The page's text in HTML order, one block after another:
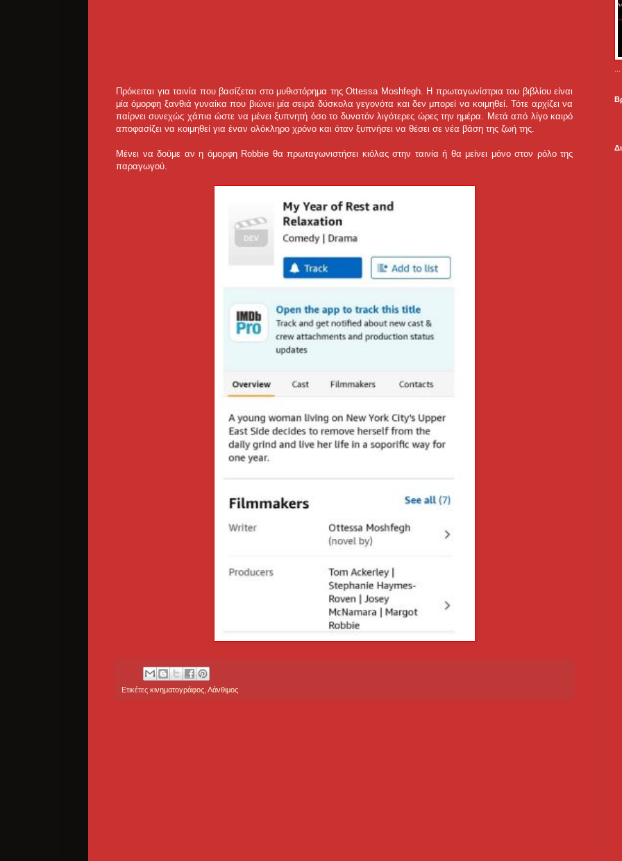
Πρόκειται για ταινία που βασίζεται στο μυθιστόρημα της Ottessa Moshfegh. Η πρωταγωνίστρια του βιβλίου είναι
μία όμορφη ξανθιά γυναίκα που βιώνει μία σειρά δύσκολα γεγονότα και δεν μπορεί να κοιμηθεί. Τότε αρχίζει να
παίρνει συνεχώς χάπια ώστε να μένει ξυπνητή όσο το δυνατόν λιγότερες ώρες την ημέρα. Μετά από λίγο καιρό
αποφασίζει να κοιμηθεί για έναν ολόκληρο χρόνο και όταν ξυπνήσει να θέσει σε νέα βάση της ζωή της.
Μένει να δούμε αν η όμορφη Robbie θα πρωταγωνιστήσει κιόλας στην ταινία ή θα μείνει μόνο στον ρόλο της
παραγωγού.
Ετικέτες κινηματογράφος Λάνθιμος